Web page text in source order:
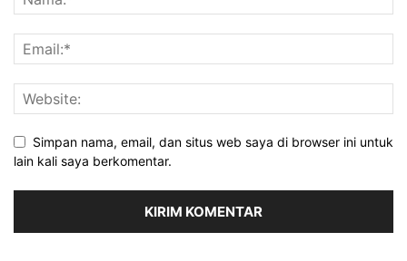
Simpan nama, email, dan situs web saya di browser ini untuk
lain kali saya berkomentar.